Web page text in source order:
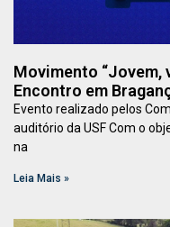
Movimento “Jovem,
Encontro em
Evento realizado pelos
auditório da USF Com o
na
Leia Mais »